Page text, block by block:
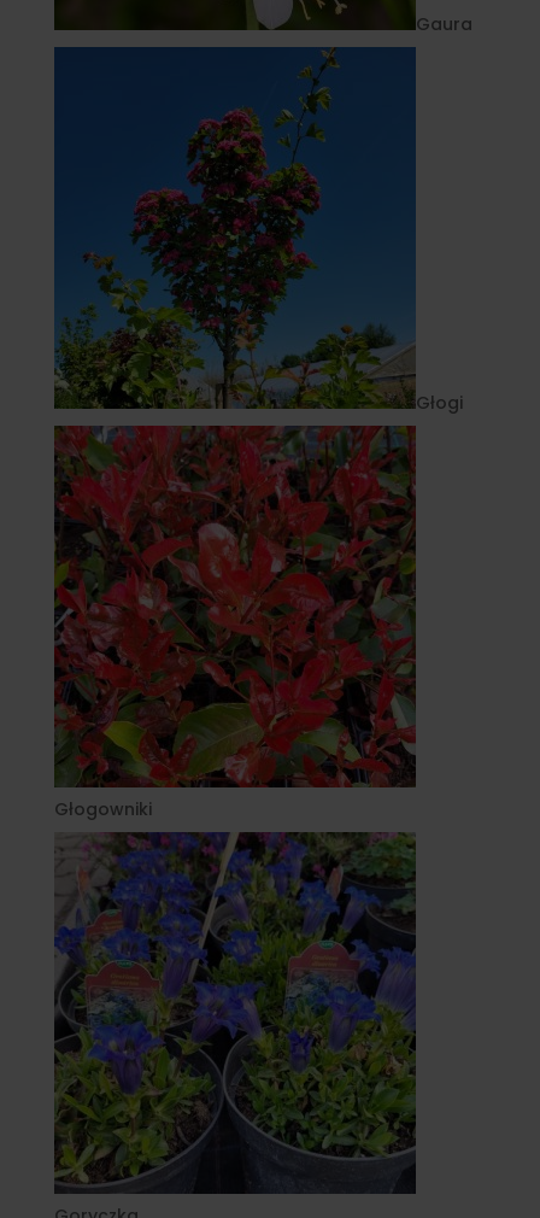
Gaura
Głogi
Głogowniki